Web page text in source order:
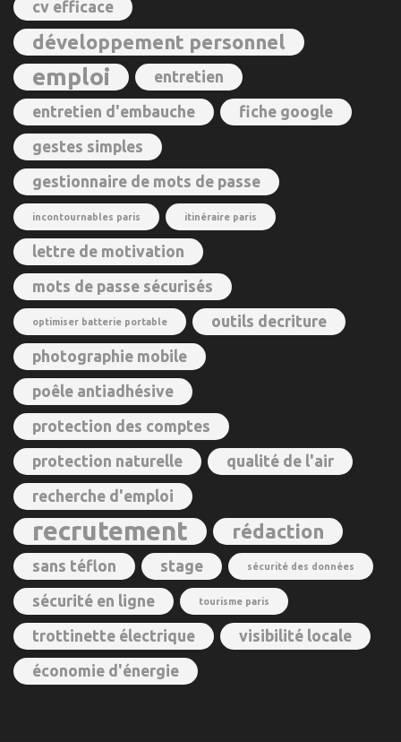
cv efficace
développement personnel
emploi entretien
entretien d'embauche fiche google
gestes simples
gestionnaire de mots de passe
incontournables paris itinéraire paris
lettre de motivation
mots de passe sécurisés
optimiser batterie portable outils decriture
photographie mobile
poêle antiadhésive
protection des comptes
protection naturelle qualité de l'air
recherche d'emploi
recrutement rédaction
sans téflon stage sécurité des données
sécurité en ligne tourisme paris
trottinette électrique visibilité locale
économie d'énergie